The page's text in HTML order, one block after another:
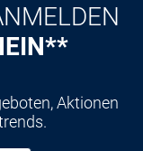
Aktionen